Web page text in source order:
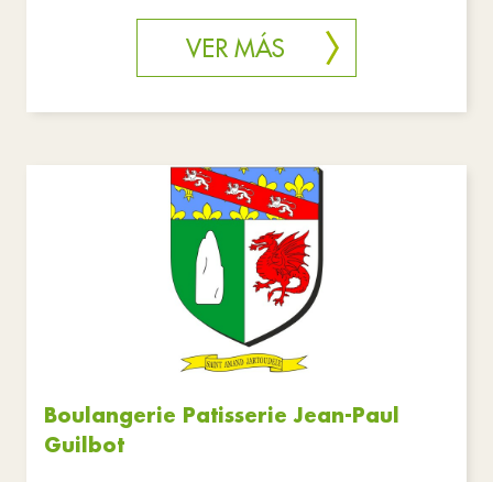
VER MÁS
Boulangerie Patisserie Jean-Paul
Guilbot